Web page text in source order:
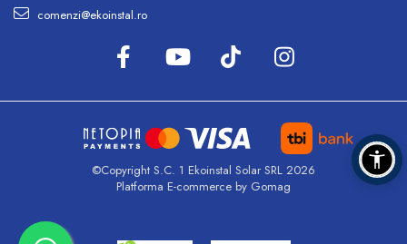
comenzi@ekoinstal.ro
©Copyright S.C. 1 Ekoinstal Solar SRL 2026
Platforma E-commerce by Gomag